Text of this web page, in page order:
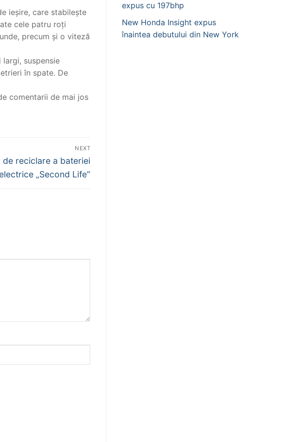
ieșire, care stabilește
cele patru roți
precum și o viteză
suspensie
în spate. De
comentarii de mai jos
NEXT
de reciclare a bateriei
electrice „Second Life”
expus cu 197bhp
New Honda Insight expus
înaintea debutului din New York